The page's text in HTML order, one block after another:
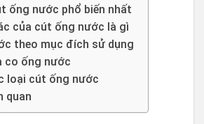
ống nước phổ biến nhất
của cút ống nước là gì
theo mục đích sử dụng
co ống nước
loại cút ống nước
quan